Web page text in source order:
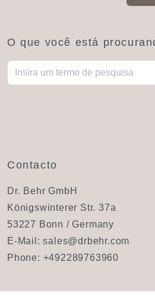
O que você está
Quando estiverem disponíveis
Contacto
Dr. Behr GmbH
Königswinterer Str. 37a
53227 Bonn / Germany
E-Mail:sales@drbehr.com
Phone: +492289763960